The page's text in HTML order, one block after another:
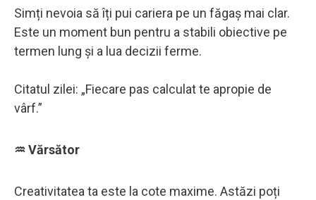
Simți nevoia să îți pui cariera pe un făgaș mai clar.
Este un moment bun pentru a stabili obiective pe
termen lung și a lua decizii ferme.
Citatul zilei: „Fiecare pas calculat te apropie de
vârf.”
♒ Vărsător
Creativitatea ta este la cote maxime. Astăzi poți